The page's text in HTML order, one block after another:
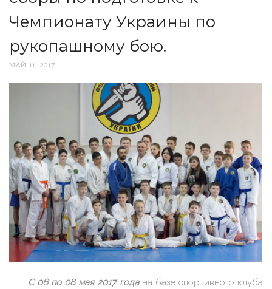
Чемпионату Украины по
рукопашному бою.
МАЙ 11, 2017
С 06 по 08 мая 2017 годана базе спортивного клуба